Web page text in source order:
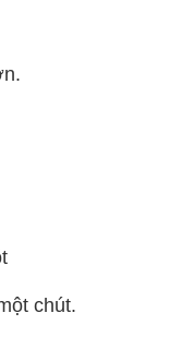
chút.